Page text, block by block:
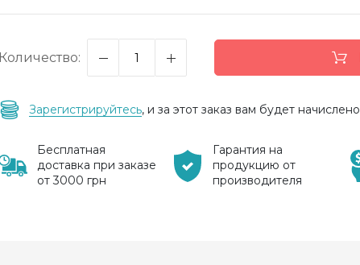
Количество:
Зарегистрируйтесь, и за этот заказ вам будет начислено
Бесплатная
доставка при заказе
от 3000 грн
Гарантия на
продукцию от
производителя